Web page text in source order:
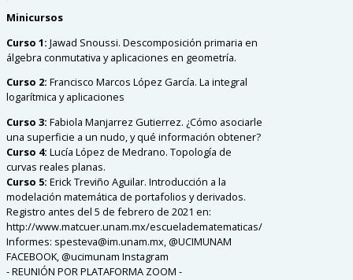
Minicursos
Curso 1: Jawad Snoussi. Descomposición primaria en
álgebra conmutativa y aplicaciones en geometría.
Curso 2: Francisco Marcos López García. La integral
logarítmica y aplicaciones
Curso 3: Fabiola Manjarrez Gutierrez. ¿Cómo asociarle
una superficie a un nudo, y qué información obtener?
Curso 4: Lucía López de Medrano. Topología de
curvas reales planas.
Curso 5: Erick Treviño Aguilar. Introducción a la
modelación matemática de portafolios y derivados.
Registro antes del 5 de febrero de 2021 en:
http://www.matcuer.unam.mx/escueladematematicas/
Informes: spesteva@im.unam.mx, @UCIMUNAM
FACEBOOK, @ucimunam Instagram
- REUNIÓN POR PLATAFORMA ZOOM -